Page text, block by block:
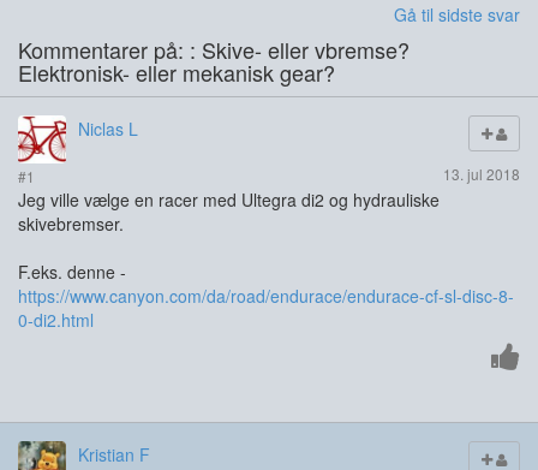
Gå til sidste svar
Kommentarer på: : Skive- eller vbremse?
Elektronisk- eller mekanisk gear?
Niclas L
#1 13. jul 2018
Jeg ville vælge en racer med Ultegra di2 og hydrauliske
skivebremser.
F.eks. denne -
https://www.canyon.com/da/road/endurace/endurace-cf-sl-disc-8-
0-di2.html
Kristian F